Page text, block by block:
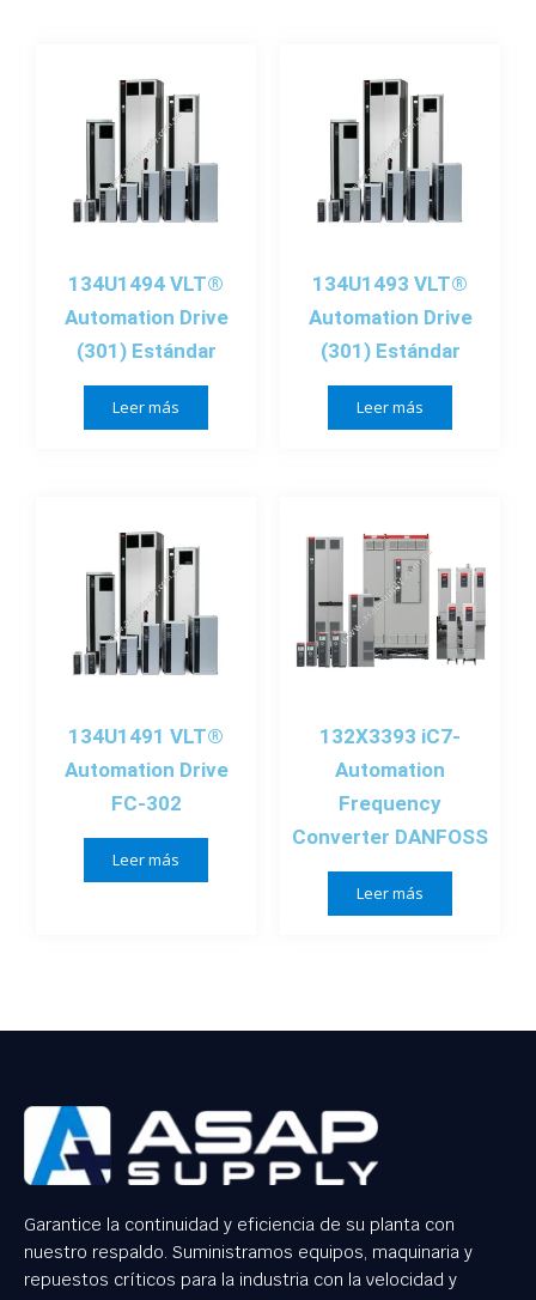
134U1494 VLT®
Automation Drive
(301) Estándar
Leer más
134U1493 VLT®
Automation Drive
(301) Estándar
Leer más
134U1491 VLT®
Automation Drive
FC-302
Leer más
132X3393 iC7-
Automation
Frequency
Converter DANFOSS
Leer más
Garantice la continuidad y eficiencia de su planta con
nuestro respaldo. Suministramos equipos, maquinaria y
repuestos críticos para la industria con la velocidad y